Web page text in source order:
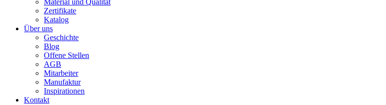
Material und Qualität
Zertifikate
Katalog
Über uns
Geschichte
Blog
Offene Stellen
AGB
Mitarbeiter
Manufaktur
Inspirationen
Kontakt